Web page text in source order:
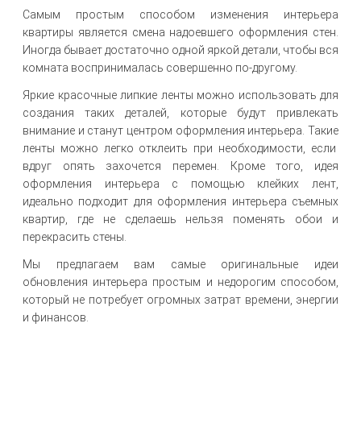
Самым простым способом изменения интерьера
квартиры является смена надоевшего оформления стен.
Иногда бывает достаточно одной яркой детали, чтобы вся
комната воспринималась совершенно по-другому.
Яркие красочные липкие ленты можно использовать для
создания таких деталей, которые будут привлекать
внимание и станут центром оформления интерьера. Такие
ленты можно легко отклеить при необходимости, если
вдруг опять захочется перемен. Кроме того, идея
оформления интерьера с помощью клейких лент,
идеально подходит для оформления интерьера съемных
квартир, где не сделаешь нельзя поменять обои и
перекрасить стены.
Мы предлагаем вам самые оригинальные идеи
обновления интерьера простым и недорогим способом,
который не потребует огромных затрат времени, энергии
и финансов.